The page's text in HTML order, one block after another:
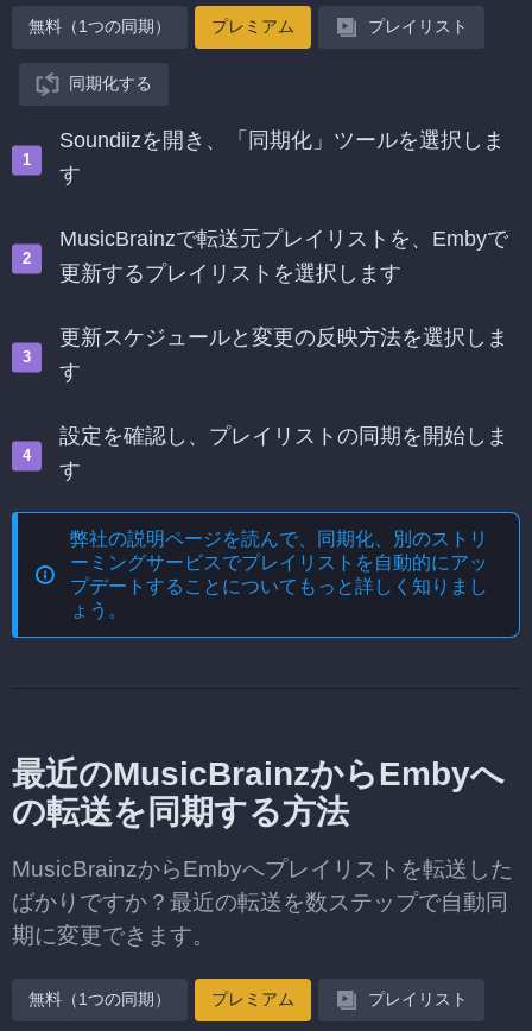
無料（1つの同期） プレミアム プレイリスト
同期化する
Soundiizを開き、「同期化」ツールを選択しま
す
MusicBrainzで転送元プレイリストを、Embyで
更新するプレイリストを選択します
更新スケジュールと変更の反映方法を選択しま
す
設定を確認し、プレイリストの同期を開始しま
す
弊社の説明ページを読んで、
同期化、別のストリ
ーミングサービスでプレイリストを自動的にアッ
プデートする ことについてもっと詳しく知りまし
ょう。
最近のMusicBrainzからEmbyへ
の転送を同期する方法
MusicBrainzからEmbyへプレイリストを転送した
ばかりですか？最近の転送を数ステップで自動同
期に変更できます。
無料（1つの同期） プレミアム プレイリスト